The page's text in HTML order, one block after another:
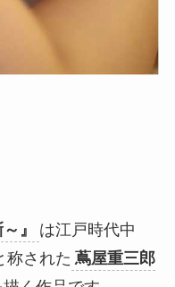
』
は江戸時代中
称された 蔦屋重三郎